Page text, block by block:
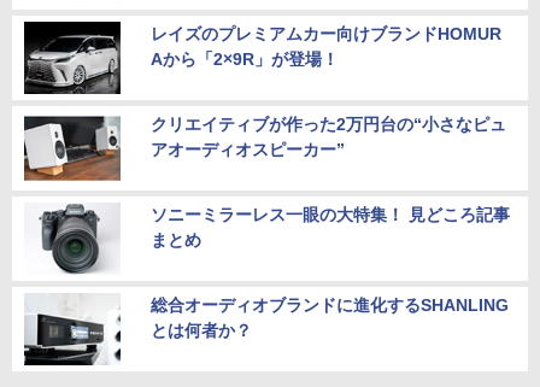
レイズのプレミアムカー向けブランドHOMUR
Aから「2×9R」が登場！
クリエイティブが作った2万円台の“小さなピュ
アオーディオスピーカー”
ソニーミラーレス一眼の大特集！ 見どころ記事
まとめ
総合オーディオブランドに進化するSHANLING
とは何者か？